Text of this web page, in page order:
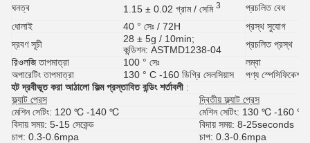
ঘনত্ব
1.15 ± 0.02 গ্রাম / সেমি 3
প্রচলিত বেধ
ধোলাই
40 ° সেঃ / 72H
প্রস্থ সুযোগ
দ্রবণ সূচী
28 ± 5g / 10min;
কন্ডিশন: ASTMD1238-04
প্রচলিত প্রস্থ
রিওলজি তাপমাত্রা 100 ° সেঃ
লম্বা
অপারেটিং তাপমাত্রা
130 ° C -160 ডিগ্রি সেলসিয়াস
পণ্য স্পেসিফিকেশন
হট দ্রবীভূত করা আঠালো ফিল্ম প্রস্তাবিত বন্ডিং শর্তাবলী :
ফ্ল্যাট প্রেস
দ্বিতীয় ফ্ল্যাট প্রেস
মেশিন সেটিং: 120 ℃ -140 ℃ মেশিন সেটিং: 130 ℃ -160 ℃
বিদায় সময়: 5-15 সেকেন্ড বিদায় সময়: 8-25seconds
চাপ: 0.3-0.6mpa চাপ: 0.3-0.6mpa